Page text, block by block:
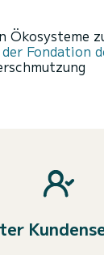
Ökosysteme
Fondation